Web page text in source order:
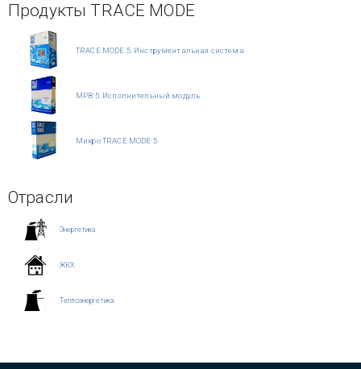
Продукты TRACE MODE
TRACE MODE 5. Инструментальная система
МРВ 5. Исполнительный модуль
Микро TRACE MODE 5
Отрасли
Энергетика
ЖКХ
Теплоэнергетика